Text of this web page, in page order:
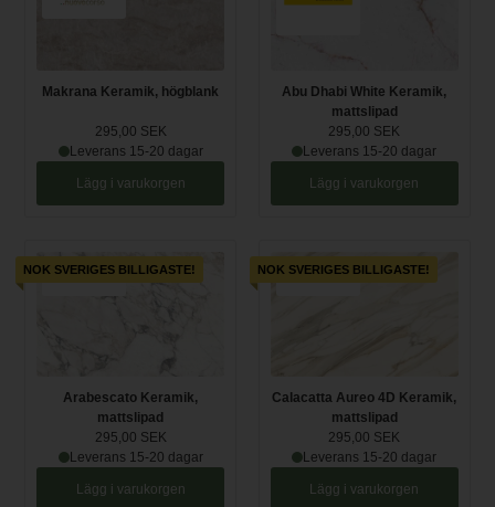
Makrana Keramik, högblank
295,00 SEK
Leverans 15-20 dagar
Lägg i varukorgen
Abu Dhabi White Keramik,
mattslipad
295,00 SEK
Leverans 15-20 dagar
Lägg i varukorgen
Arabescato Keramik,
mattslipad
295,00 SEK
Leverans 15-20 dagar
Lägg i varukorgen
NOK SVERIGES BILLIGASTE!
Calacatta Aureo 4D Keramik,
mattslipad
295,00 SEK
Leverans 15-20 dagar
Lägg i varukorgen
NOK SVERIGES BILLIGASTE!